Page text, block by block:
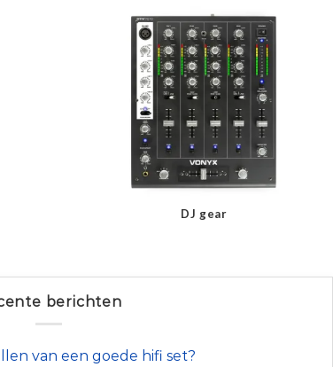
DJ gear
berichten
van een goede hifi set?